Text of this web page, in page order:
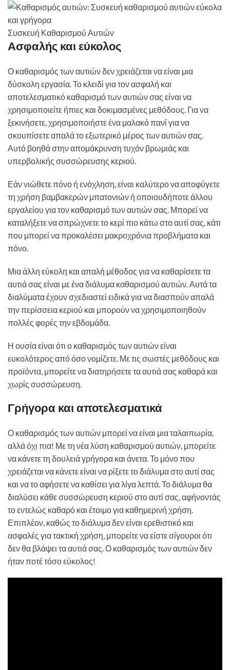
Συσκευή Καθαρισμού Αυτιών
Ασφαλής και εύκολος
Ο καθαρισμός των αυτιών δεν χρειάζεται να είναι μια
δύσκολη εργασία. Το κλειδί για τον ασφαλή και
αποτελεσματικό καθαρισμό των αυτιών σας είναι να
χρησιμοποιείτε ήπιες και δοκιμασμένες μεθόδους. Για να
ξεκινήσετε, χρησιμοποιήστε ένα μαλακό πανί για να
σκουπίσετε απαλά το εξωτερικό μέρος των αυτιών σας.
Αυτό βοηθά στην απομάκρυνση τυχόν βρωμιάς και
υπερβολικής συσσώρευσης κεριού.
Εάν νιώθετε πόνο ή ενόχληση, είναι καλύτερο να αποφύγετε
τη χρήση βαμβακερών μπατονιών ή οποιουδήποτε άλλου
εργαλείου για τον καθαρισμό των αυτιών σας. Μπορεί να
καταλήξετε να σπρώχνετε το κερί πιο κάτω στο αυτί σας, κάτι
που μπορεί να προκαλέσει μακροχρόνια προβλήματα και
πόνο.
Μια άλλη εύκολη και απαλή μέθοδος για να καθαρίσετε τα
αυτιά σας είναι με ένα διάλυμα καθαρισμού αυτιών. Αυτά τα
διαλύματα έχουν σχεδιαστεί ειδικά για να διασπούν απαλά
την περίσσεια κεριού και μπορούν να χρησιμοποιηθούν
πολλές φορές την εβδομάδα.
Η ουσία είναι ότι ο καθαρισμός των αυτιών είναι
ευκολότερος από όσο νομίζετε. Με τις σωστές μεθόδους και
προϊόντα, μπορείτε να διατηρήσετε τα αυτιά σας καθαρά και
χωρίς συσσώρευση.
Γρήγορα και αποτελεσματικά
Ο καθαρισμός των αυτιών μπορεί να είναι μια ταλαιπωρία,
αλλά όχι πια! Με τη νέα λύση καθαρισμού αυτιών, μπορείτε
να κάνετε τη δουλειά γρήγορα και άνετα. Το μόνο που
χρειάζεται να κάνετε είναι να ρίξετε το διάλυμα στο αυτί σας
και να το αφήσετε να καθίσει για λίγα λεπτά. Το διάλυμα θα
διαλύσει κάθε συσσώρευση κεριού στο αυτί σας, αφήνοντάς
το εντελώς καθαρό και έτοιμο για καθημερινή χρήση.
Επιπλέον, καθώς το διάλυμα δεν είναι ερεθιστικό και
ασφαλές για τακτική χρήση, μπορείτε να είστε σίγουροι ότι
δεν θα βλάψει τα αυτιά σας. Ο καθαρισμός των αυτιών δεν
ήταν ποτέ τόσο εύκολος!